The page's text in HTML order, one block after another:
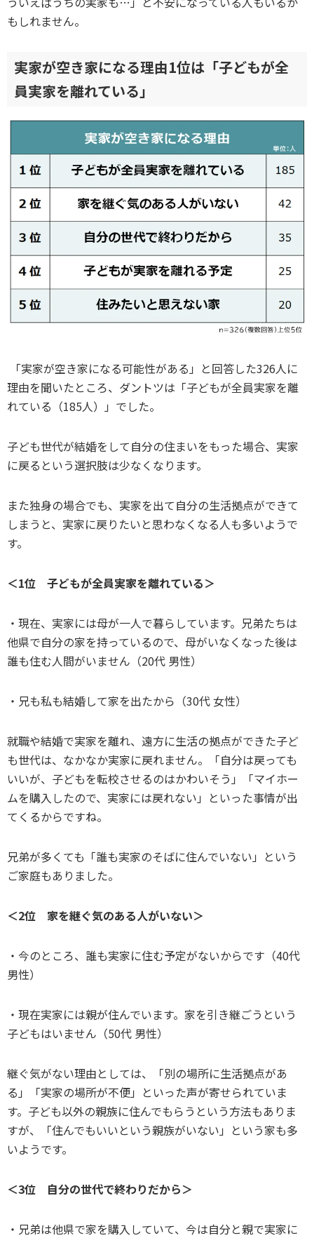
もしれません。
実家が空き家になる理由1位は「子どもが全
員実家を離れている」
「実家が空き家になる可能性がある」と回答した326人に
理由を聞いたところ、ダントツは「子どもが全員実家を離
れている（185人）」でした。
子ども世代が結婚をして自分の住まいをもった場合、実家
に戻るという選択肢は少なくなります。
また独身の場合でも、実家を出て自分の生活拠点ができて
しまうと、実家に戻りたいと思わなくなる人も多いようで
す。
＜1位 子どもが全員実家を離れている＞
・現在、実家には母が一人で暮らしています。兄弟たちは
他県で自分の家を持っているので、母がいなくなった後は
誰も住む人間がいません（20代 男性）
・兄も私も結婚して家を出たから（30代 女性）
就職や結婚で実家を離れ、遠方に生活の拠点ができた子ど
も世代は、なかなか実家に戻れません。「自分は戻っても
いいが、子どもを転校させるのはかわいそう」「マイホー
ムを購入したので、実家には戻れない」といった事情が出
てくるからですね。
兄弟が多くても「誰も実家のそばに住んでいない」という
ご家庭もありました。
＜2位 家を継ぐ気のある人がいない＞
・今のところ、誰も実家に住む予定がないからです（40代
男性）
・現在実家には親が住んでいます。家を引き継ごうという
子どもはいません（50代 男性）
継ぐ気がない理由としては、「別の場所に生活拠点があ
る」「実家の場所が不便」といった声が寄せられていま
す。子ども以外の親族に住んでもらうという方法もありま
すが、「住んでもいいという親族がいない」という家も多
いようです。
＜3位 自分の世代で終わりだから＞
・兄弟は他県で家を購入していて、今は自分と親で実家に